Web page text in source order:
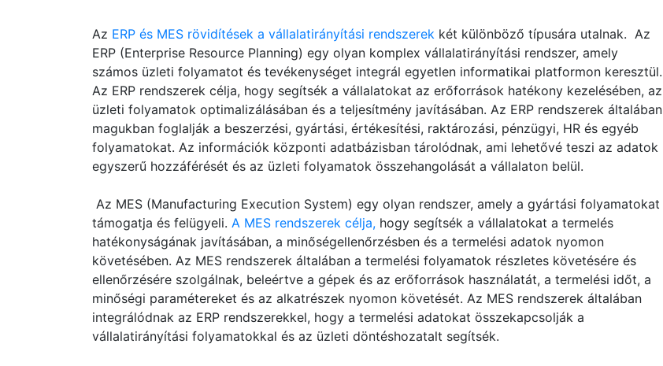
Az ERP és MES rövidítések a vállalatirányítási rendszerek két különböző típusára utalnak. Az
ERP (Enterprise Resource Planning) egy olyan komplex vállalatirányítási rendszer, amely
számos üzleti folyamatot és tevékenységet integrál egyetlen informatikai platformon keresztül.
Az ERP rendszerek célja, hogy segítsék a vállalatokat az erőforrások hatékony kezelésében, az
üzleti folyamatok optimalizálásában és a teljesítmény javításában. Az ERP rendszerek általában
magukban foglalják a beszerzési, gyártási, értékesítési, raktározási, pénzügyi, HR és egyéb
folyamatokat. Az információk központi adatbázisban tárolódnak, ami lehetővé teszi az adatok
egyszerű hozzáférését és az üzleti folyamatok összehangolását a vállalaton belül.
Az MES (Manufacturing Execution System) egy olyan rendszer, amely a gyártási folyamatokat
támogatja és felügyeli. A MES rendszerek célja, hogy segítsék a vállalatokat a termelés
hatékonyságának javításában, a minőségellenőrzésben és a termelési adatok nyomon
követésében. Az MES rendszerek általában a termelési folyamatok részletes követésére és
ellenőrzésére szolgálnak, beleértve a gépek és az erőforrások használatát, a termelési időt, a
minőségi paramétereket és az alkatrészek nyomon követését. Az MES rendszerek általában
integrálódnak az ERP rendszerekkel, hogy a termelési adatokat összekapcsolják a
vállalatirányítási folyamatokkal és az üzleti döntéshozatalt segítsék.